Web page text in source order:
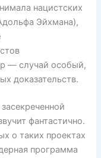
нацистских
Эйхмана),
— случай особый,
доказательств.
фантастично.
о таких проектах
программа